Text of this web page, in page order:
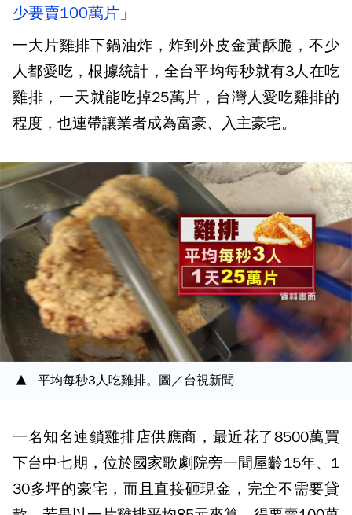
少要賣100萬片」
一大片雞排下鍋油炸，炸到外皮金黃酥脆，不少
人都愛吃，根據統計，全台平均每秒就有3人在吃
雞排，一天就能吃掉25萬片，台灣人愛吃雞排的
程度，也連帶讓業者成為富豪、入主豪宅。
平均每秒3人吃雞排。圖／台視新聞
一名知名連鎖雞排店供應商，最近花了8500萬買
下台中七期，位於國家歌劇院旁一間屋齡15年、1
30多坪的豪宅，而且直接砸現金，完全不需要貸